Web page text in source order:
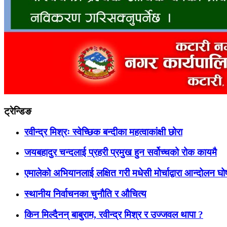
ट्रेन्डिङ
रवीन्द्र मिश्रः स्वेच्छिक बन्दीका महत्वाकांक्षी छोरा
जयबहादुर चन्दलाई प्रहरी प्रमुख हुन सर्वोच्चको रोक कायमै
एमालेको अभियानलाई लक्षित गरी मधेसी मोर्चाद्वारा आन्दोलन
स्थानीय निर्वाचनका चुनौति र औचित्य
किन मिल्दैनन् बाबुराम, रवीन्द्र मिश्र र उज्जवल थापा ?